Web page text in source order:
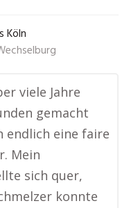
Köln
viele Jahre
gemacht
endlich eine faire
Mein
sich quer,
konnte